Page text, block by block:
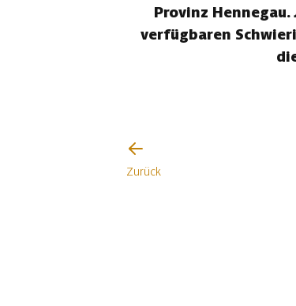
Provinz
verfügbaren
Zurück